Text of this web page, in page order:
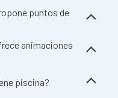
puntos de
animaciones
piscina?